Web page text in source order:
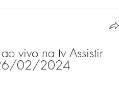
vivo na tv Assistir
26/02/2024